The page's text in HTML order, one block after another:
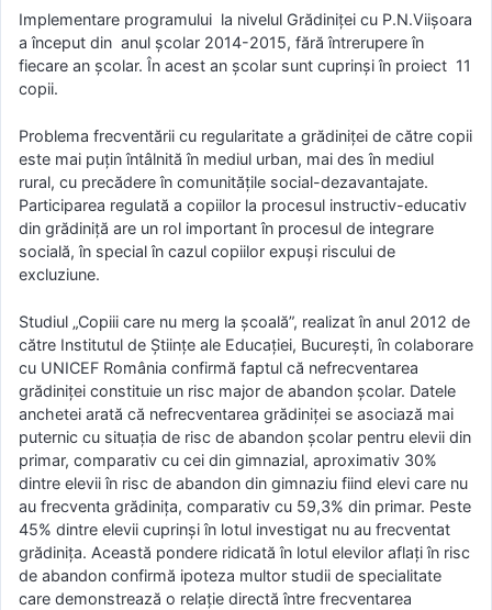
Implementare programului la nivelul Grădiniței cu P.N.Viișoara
a început din anul școlar 2014-2015, fără întrerupere în
fiecare an școlar. În acest an școlar sunt cuprinși în proiect 11
copii.
Problema frecventării cu regularitate a grădiniței de către copii
este mai puțin întâlnită în mediul urban, mai des în mediul
rural, cu precădere în comunitățile social-dezavantajate.
Participarea regulată a copiilor la procesul instructiv-educativ
din grădiniță are un rol important în procesul de integrare
socială, în special în cazul copiilor expuși riscului de
excluziune.
Studiul „Copiii care nu merg la școală”, realizat în anul 2012 de
către Institutul de Științe ale Educației, București, în colaborare
cu UNICEF România confirmă faptul că nefrecventarea
grădiniței constituie un risc major de abandon școlar. Datele
anchetei arată că nefrecventarea grădiniţei se asociază mai
puternic cu situaţia de risc de abandon şcolar pentru elevii din
primar, comparativ cu cei din gimnazial, aproximativ 30%
dintre elevii în risc de abandon din gimnaziu fiind elevi care nu
au frecventa grădiniţa, comparativ cu 59,3% din primar. Peste
45% dintre elevii cuprinşi în lotul investigat nu au frecventat
grădiniţa. Această pondere ridicată în lotul elevilor aflaţi în risc
de abandon confirmă ipoteza multor studii de specialitate
care demonstrează o relaţie directă între frecventarea